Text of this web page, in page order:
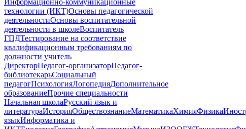
технологии (ИКТ)Основы педагогической
деятельностиОсновы воспитательной
деятельности в школеВоспитатель
ГПДТестирование на соответствие
квалификационным требованиям по
должности учитель
ДиректорПедагог-организаторПедагог-
библиотекарьСоциальный
педагогПсихологияЛогопедияДополнительное
образованиеПрочие специальности
Начальная школаРусский язык и
литератураИсторияОбществознаниеМатематикаХимияФизика
языкИнформатика и